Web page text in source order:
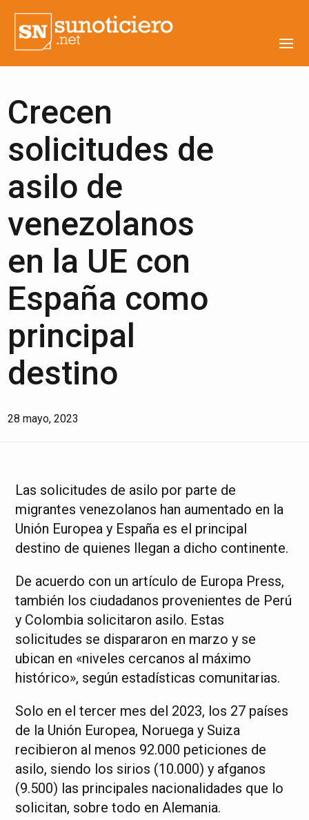
Crecen
solicitudes de
asilo de
venezolanos
en la UE con
España como
principal
destino
28 mayo, 2023
Las solicitudes de asilo por parte de
migrantes venezolanos han aumentado en la
Unión Europea y España es el principal
destino de quienes llegan a dicho continente.
De acuerdo con un artículo de Europa Press,
también los ciudadanos provenientes de Perú
y Colombia solicitaron asilo. Estas
solicitudes se dispararon en marzo y se
ubican en «niveles cercanos al máximo
histórico», según estadísticas comunitarias.
Solo en el tercer mes del 2023, los 27 países
de la Unión Europea, Noruega y Suiza
recibieron al menos 92.000 peticiones de
asilo, siendo los sirios (10.000) y afganos
(9.500) las principales nacionalidades que lo
solicitan, sobre todo en Alemania.